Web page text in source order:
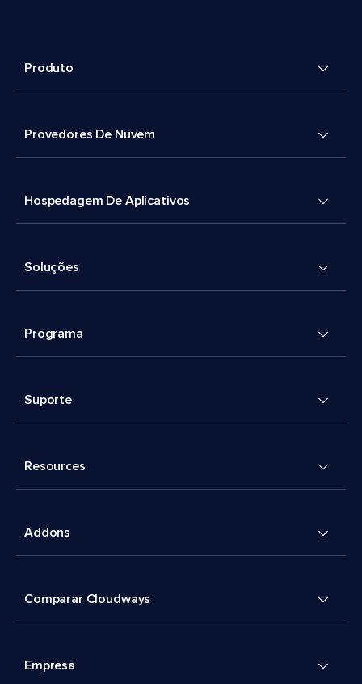
Produto
Provedores De Nuvem
Hospedagem De Aplicativos
Soluções
Programa
Suporte
Resources
Addons
Comparar Cloudways
Empresa